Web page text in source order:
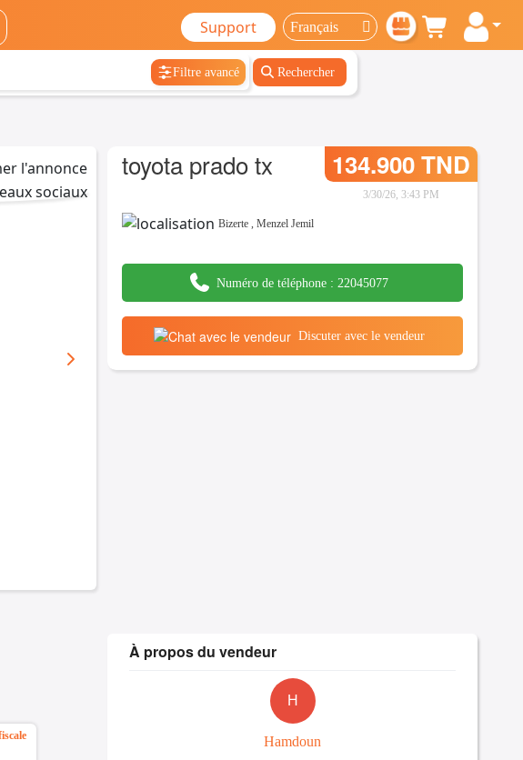
Support
Filtre avancé Rechercher
toyota prado tx 134.900 TND
3/30/26, 3:43 PM
Bizerte ,Menzel Jemil
Numéro de téléphone : 22045077
Discuter avec le vendeur
À propos du vendeur
H
Hamdoun